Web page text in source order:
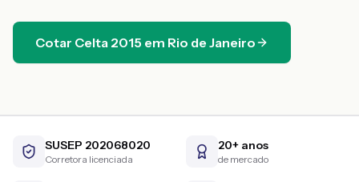
Cotar Celta 2015 em Rio de Janeiro
SUSEP 202068020
Corretora licenciada
20+ anos
de mercado